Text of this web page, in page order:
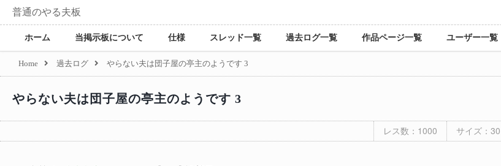
普通のやる夫板
ホーム 当掲示板について 仕様 スレッド一覧 過去ログ一覧 作品ページ一覧 ユーザー一覧
Home 過去ログ やらない夫は団子屋の亭主のようです 3
やらない夫は団子屋の亭主のようです 3
レス数：1000 サイズ：